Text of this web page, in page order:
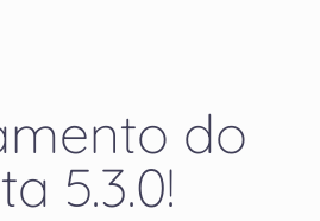
do
5.3.0!